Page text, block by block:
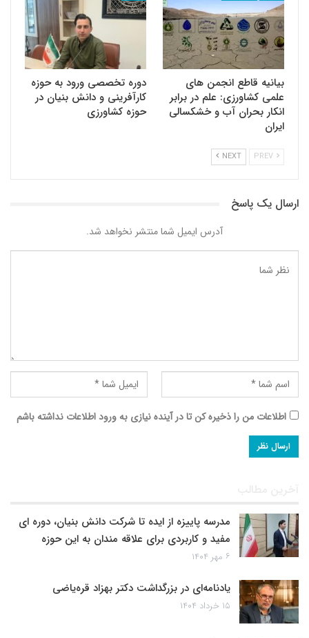
بیانیه قاطع انجمن های
علمی کشاورزی: علم در برابر
انکار بحران آب و خشکسالی
ایران
دوره تخصصی ورود به حوزه
کارآفرینی و دانش بنیان در
حوزه کشاورزی
NEXT
ارسال یک پاسخ
آدرس ایمیل شما منتشر نخواهد شد.
اطلاعات من را ذخیره کن تا در آینده نیازی به ورود اطلاعات نداشته باشم
آخرین مطالب
مدرسه پاییزه از ایده تا شرکت دانش بنیان، دوره ای
مفید و کاربردی برای علاقه مندان به این حوزه
۶ مهر ۱۴۰۴
یادنامه‌ای در بزرگداشت دکتر بهزاد قره‌یاضی
۱۵ خرداد ۱۴۰۴